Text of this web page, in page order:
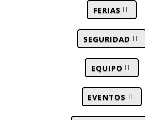
FERIAS
SEGURIDAD
EQUIPO
EVENTOS